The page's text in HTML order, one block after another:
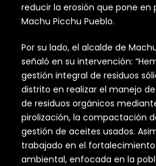
reducir la erosión que pone en
Machu Picchu Pueblo.
Por su lado, el alcalde de
señaló en su intervención:
gestión integral de residuos
distrito en realizar el manejo
de residuos orgánicos
pirolización, la compactación
gestión de aceites usados.
trabajado en el
ambiental, enfocada en la